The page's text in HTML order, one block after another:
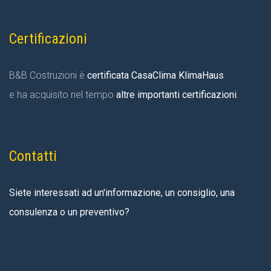
Certificazioni
B&B Costruzioni è certificata CasaClima KlimaHaus
e ha acquisito nel tempo altre importanti certificazioni.
Contatti
Siete interessati ad un'informazione, un consiglio, una
consulenza o un preventivo?